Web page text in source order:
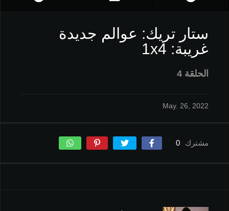
ستار تريك: عوالم جديدة
غريبة: 1x4
الحلقة 4
May. 26, 2022
مشترك 0